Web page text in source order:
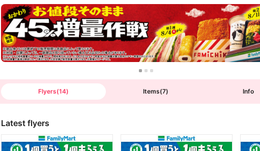
o
l
l
o
w
Flyers(14) Items(7) Info
Latest flyers